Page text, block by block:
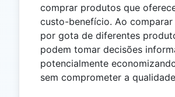
comprar produtos que
custo-benefício. Ao
por gota de diferentes
podem tomar decisões
potencialmente
sem comprometer a